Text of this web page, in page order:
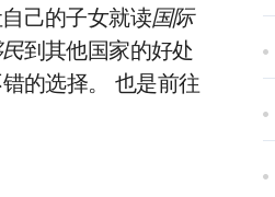
己的子女就读国际
到其他国家的好处
的选择。 也是前往